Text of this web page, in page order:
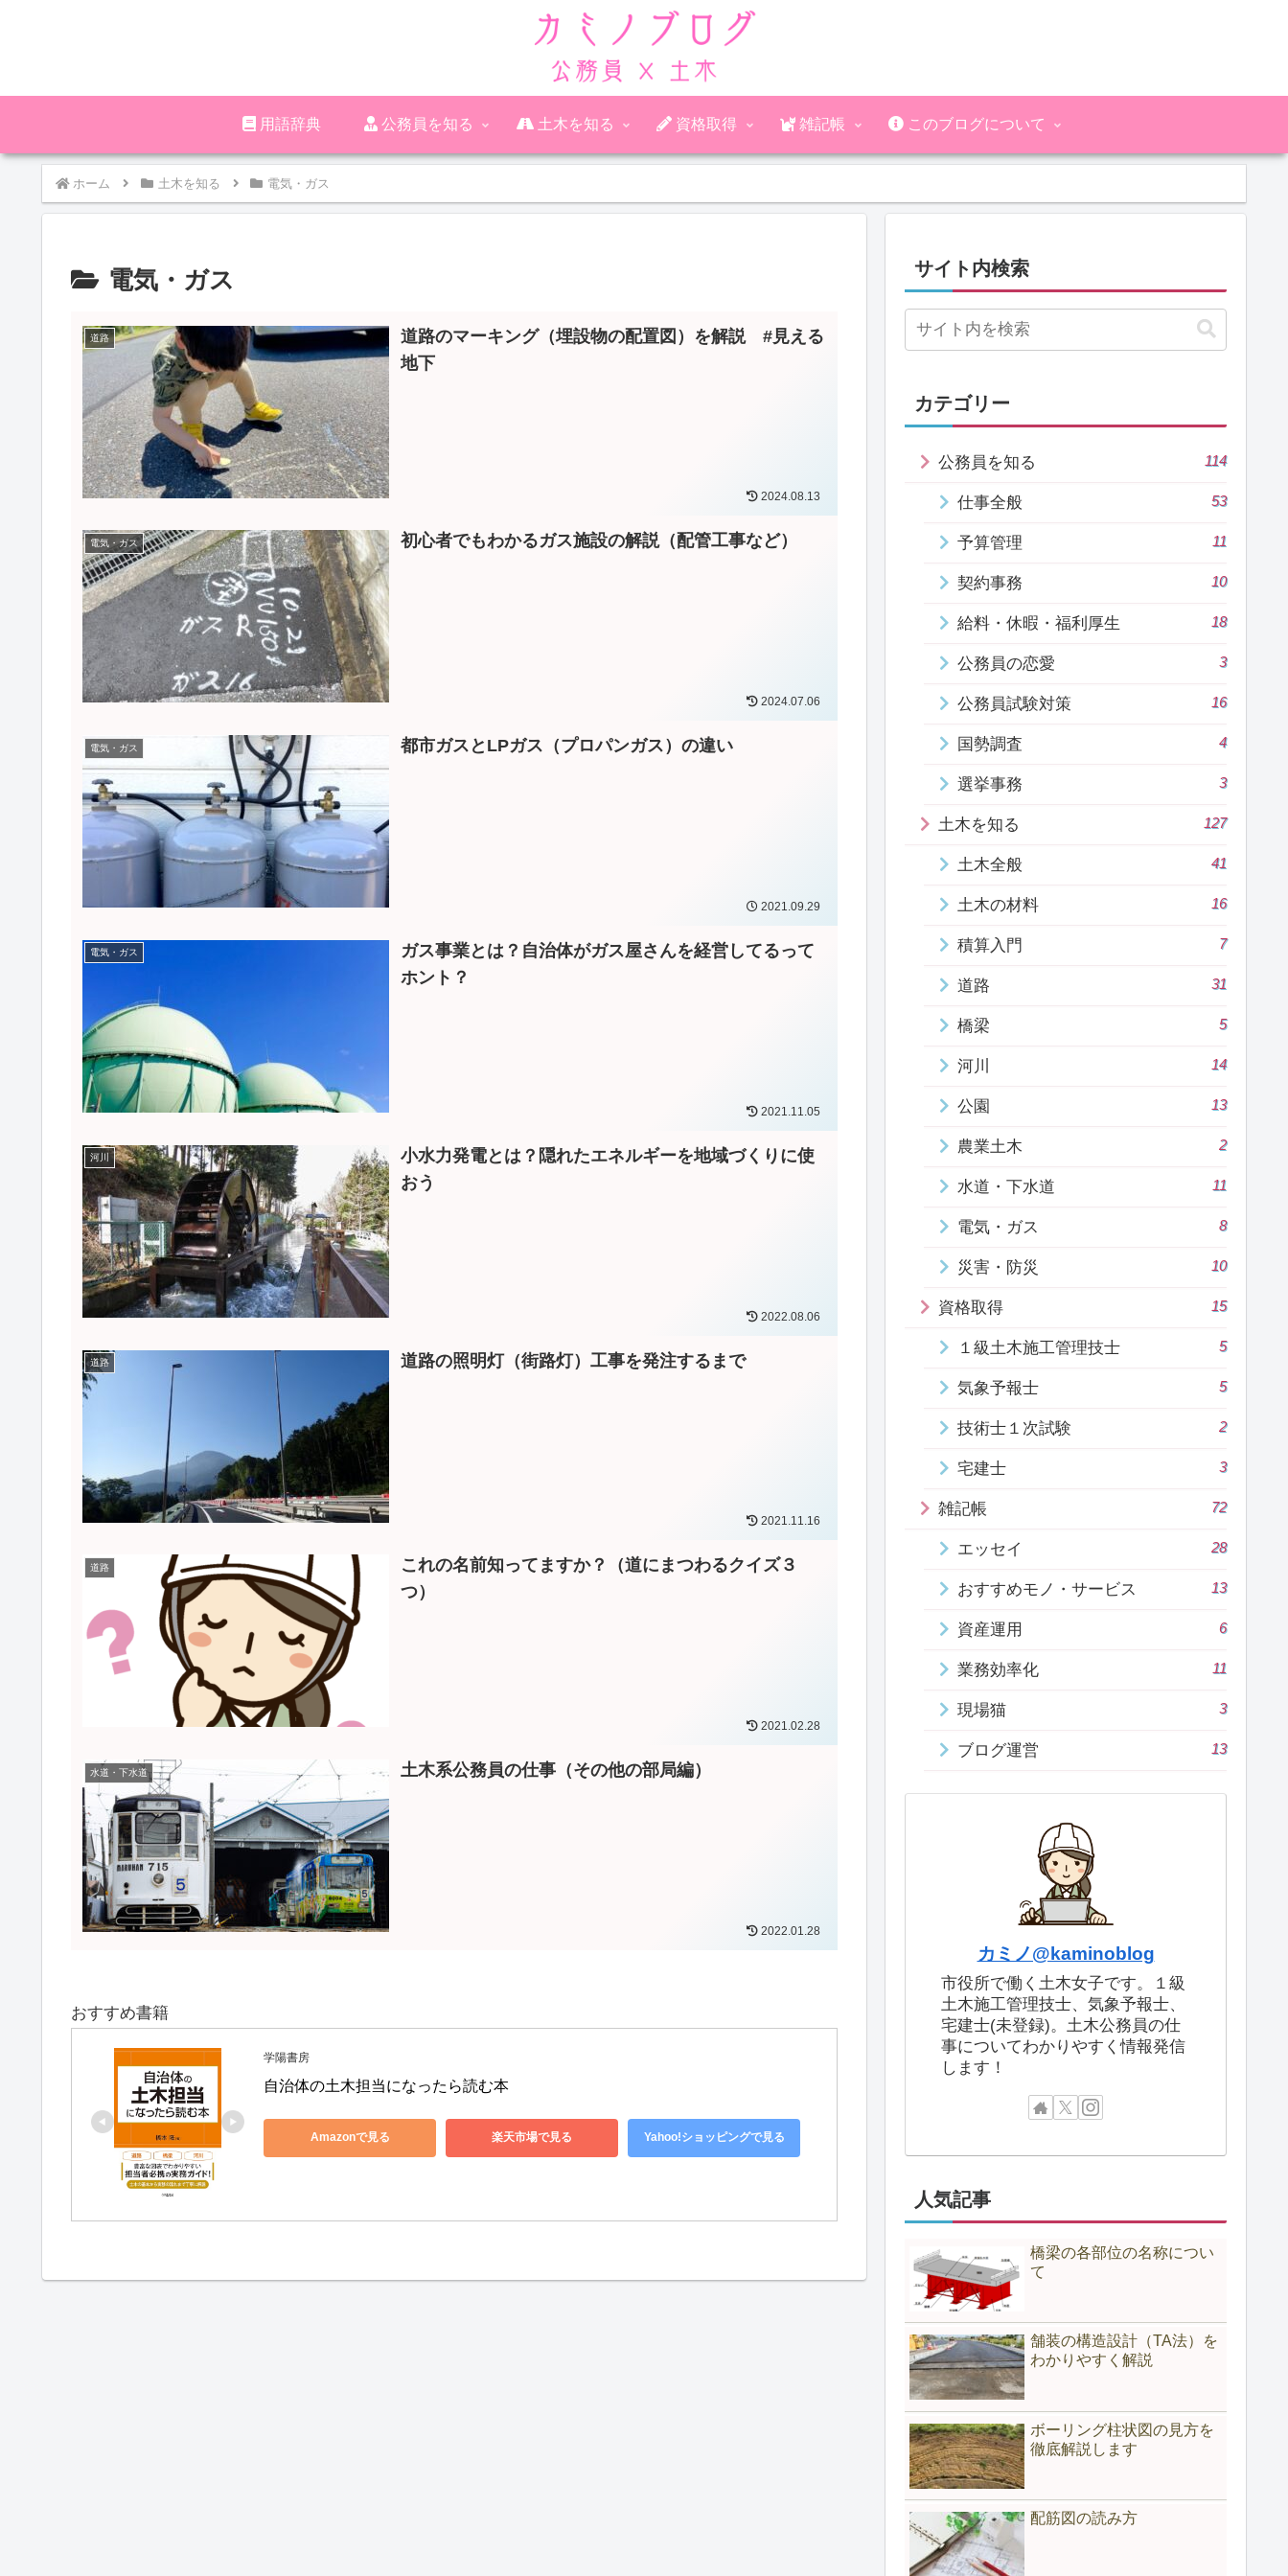
用語辞典 ‪︎‬‪︎公務員を知る 土木を知る 資格取得 雑記帳 このブログについて
ホーム 土木を知る 電気・ガス
電気・ガス
道路
道路のマーキング（埋設物の配置図）を解説 #見える
地下
2024.08.13
電気・ガス 初心者でもわかるガス施設の解説（配管工事など）
2024.07.06
電気・ガス 都市ガスとLPガス（プロパンガス）の違い
2021.09.29
電気・ガス
ガス事業とは？自治体がガス屋さんを経営してるって
ホント？
2021.11.05
河川
小水力発電とは？隠れたエネルギーを地域づくりに使
おう
2022.08.06
道路 道路の照明灯（街路灯）工事を発注するまで
2021.11.16
道路
これの名前知ってますか？（道にまつわるクイズ３
つ）
2021.02.28
水道・下水道 土木系公務員の仕事（その他の部局編）
2022.01.28
おすすめ書籍
学陽書房
自治体の土木担当になったら読む本
Amazonで見る 楽天市場で見る Yahoo!ショッピングで見る
サイト内検索
カテゴリー
公務員を知る 114
仕事全般 53
予算管理 11
契約事務 10
給料・休暇・福利厚生 18
公務員の恋愛 3
公務員試験対策 16
国勢調査 4
選挙事務 3
土木を知る 127
土木全般 41
土木の材料 16
積算入門 7
道路 31
橋梁 5
河川 14
公園 13
農業土木 2
水道・下水道 11
電気・ガス 8
災害・防災 10
資格取得 15
１級土木施工管理技士 5
気象予報士 5
技術士１次試験 2
宅建士 3
雑記帳 72
エッセイ 28
おすすめモノ・サービス 13
資産運用 6
業務効率化 11
現場猫 3
ブログ運営 13
カミノ@kaminoblog
市役所で働く土木女子です。１級
土木施工管理技士、気象予報士、
宅建士(未登録)。土木公務員の仕
事についてわかりやすく情報発信
します！
人気記事
橋梁の各部位の名称につい
て
舗装の構造設計（TA法）を
わかりやすく解説
ボーリング柱状図の見方を
徹底解説します
配筋図の読み方